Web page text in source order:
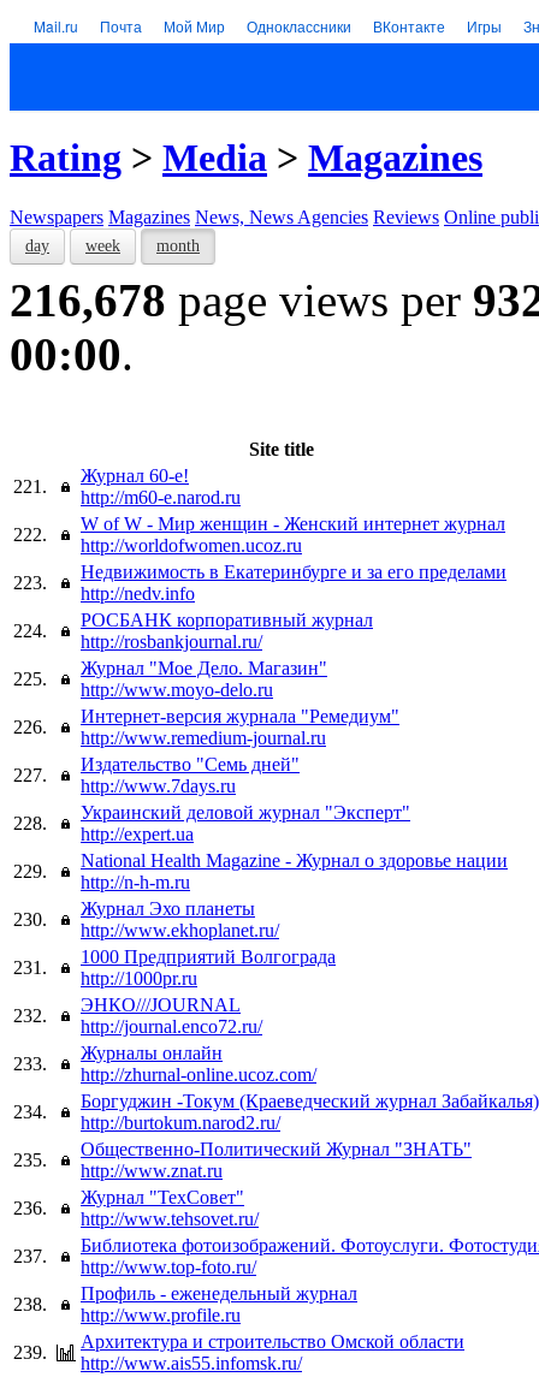
Mail.ru Почта Мой Мир Одноклассники ВКонтакте Игры
Rating > Media > Magazines
Newspapers Magazines News, News Agencies Reviews Online
day week month
216,678 page views per
00:00.
Site title
221.
Журнал 60-е!
http://m60-e.narod.ru
222.
W of W - Мир женщин - Женский интернет журнал
http://worldofwomen.ucoz.ru
223.
Недвижимость в Екатеринбурге и за его пределами
http://nedv.info
224.
РОСБАНК корпоративный журнал
http://rosbankjournal.ru/
225.
Журнал "Мое Дело. Магазин"
http://www.moyo-delo.ru
226.
Интернет-версия журнала "Ремедиум"
http://www.remedium-journal.ru
227.
Издательство "Семь дней"
http://www.7days.ru
228.
Украинский деловой журнал "Эксперт"
http://expert.ua
229.
National Health Magazine - Журнал о здоровье нации
http://n-h-m.ru
230.
Журнал Эхо планеты
http://www.ekhoplanet.ru/
231.
1000 Предприятий Волгограда
http://1000pr.ru
232.
ЭНКО///JOURNAL
http://journal.enco72.ru/
233.
Журналы онлайн
http://zhurnal-online.ucoz.com/
234.
Боргуджин -Токум (Краеведческий журнал Забайкалья)
http://burtokum.narod2.ru/
235.
Общественно-Политический Журнал "ЗНАТЬ"
http://www.znat.ru
236.
Журнал "ТехСовет"
http://www.tehsovet.ru/
237.
Библиотека фотоизображений. Фотоуслуги.
http://www.top-foto.ru/
238.
Профиль - еженедельный журнал
http://www.profile.ru
239.
Архитектура и строительство Омской области
http://www.ais55.infomsk.ru/